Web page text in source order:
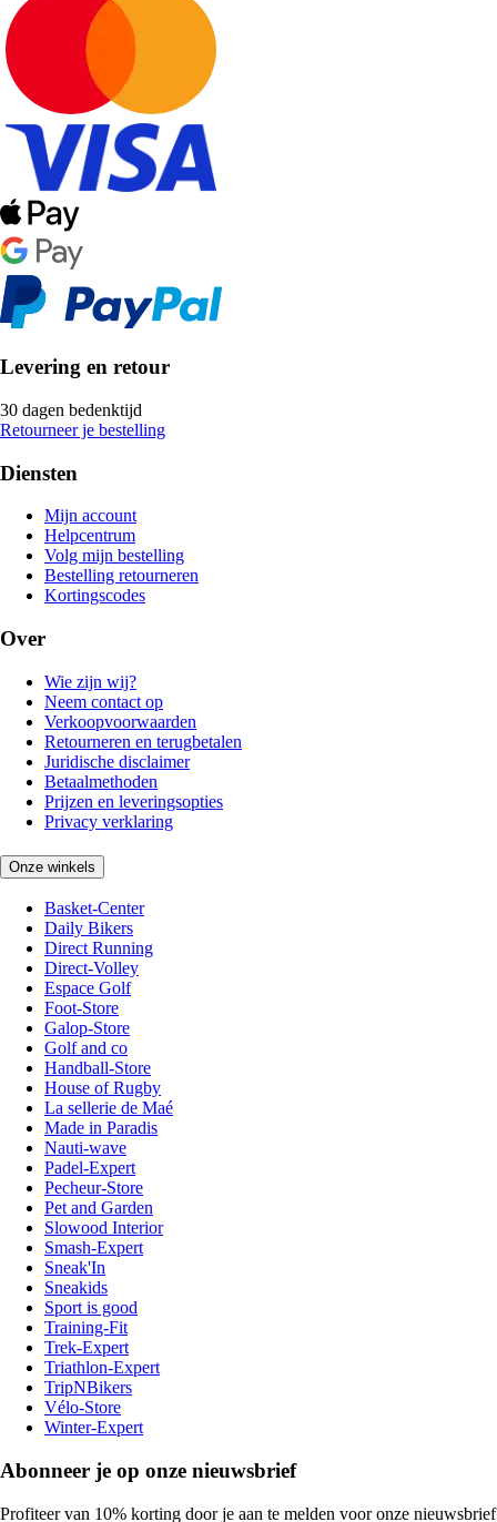
Levering en retour
30 dagen bedenktijd
Retourneer je bestelling
Diensten
Mijn account
Helpcentrum
Volg mijn bestelling
Bestelling retourneren
Kortingscodes
Over
Wie zijn wij?
Neem contact op
Verkoopvoorwaarden
Retourneren en terugbetalen
Juridische disclaimer
Betaalmethoden
Prijzen en leveringsopties
Privacy verklaring
Onze winkels
Basket-Center
Daily Bikers
Direct Running
Direct-Volley
Espace Golf
Foot-Store
Galop-Store
Golf and co
Handball-Store
House of Rugby
La sellerie de Maé
Made in Paradis
Nauti-wave
Padel-Expert
Pecheur-Store
Pet and Garden
Slowood Interior
Smash-Expert
Sneak'In
Sneakids
Sport is good
Training-Fit
Trek-Expert
Triathlon-Expert
TripNBikers
Vélo-Store
Winter-Expert
Abonneer je op onze nieuwsbrief
Profiteer van 10% korting door je aan te melden voor onze nieuwsbrief